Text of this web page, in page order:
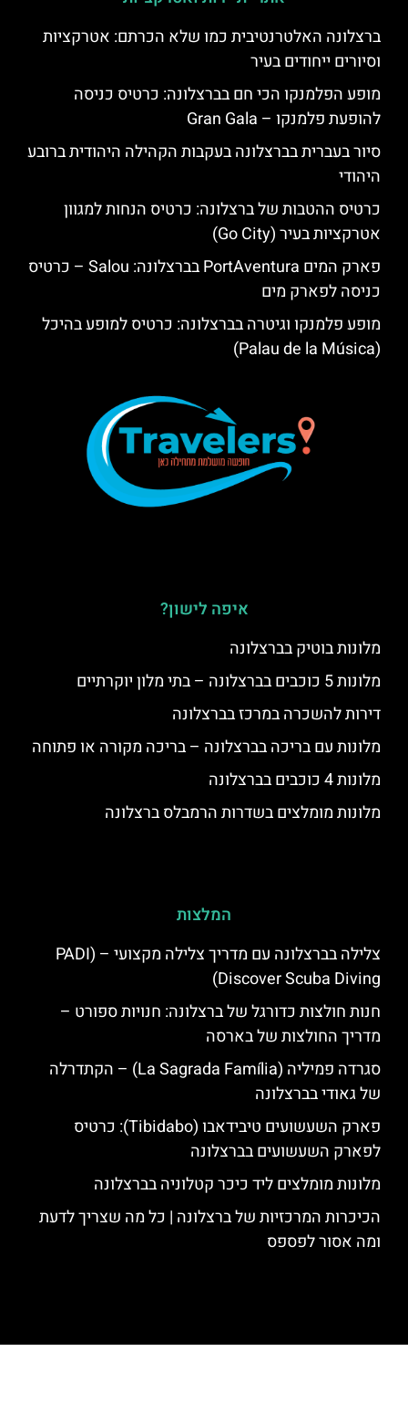
ברצלונה האלטרנטיבית כמו שלא הכרתם: אטרקציות
וסיורים ייחודים בעיר
מופע הפלמנקו הכי חם בברצלונה: כרטיס כניסה
להופעת פלמנקו – Gran Gala
סיור בעברית בברצלונה בעקבות הקהילה היהודית ברובע
היהודי
כרטיס ההטבות של ברצלונה: כרטיס הנחות למגוון
אטרקציות בעיר (Go City)
פארק המים PortAventura בברצלונה: Salou – כרטיס
כניסה לפארק מים
מופע פלמנקו וגיטרה בברצלונה: כרטיס למופע בהיכל
(Palau de la Música)
איפה לישון?
מלונות בוטיק בברצלונה
מלונות 5 כוכבים בברצלונה – בתי מלון יוקרתיים
דירות להשכרה במרכז בברצלונה
מלונות עם בריכה בברצלונה – בריכה מקורה או פתוחה
מלונות 4 כוכבים בברצלונה
מלונות מומלצים בשדרות הרמבלס ברצלונה
המלצות
צלילה בברצלונה עם מדריך צלילה מקצועי – (PADI
Discover Scuba Diving)
חנות חולצות כדורגל של ברצלונה: חנויות ספורט –
מדריך החולצות של בארסה
סגרדה פמיליה (La Sagrada Família) – הקתדרלה
של גאודי בברצלונה
פארק השעשועים טיבידאבו (Tibidabo): כרטיס
לפארק השעשועים בברצלונה
מלונות מומלצים ליד כיכר קטלוניה בברצלונה
הכיכרות המרכזיות של ברצלונה | כל מה שצריך לדעת
ומה אסור לפספס